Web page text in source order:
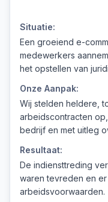
Situatie:
Een groeiend e-
medewerkers
het opstellen van
Onze Aanpak:
Wij stelden heldere,
arbeidscontracten
bedrijf en met uitleg
Resultaat:
De indiensttreding
waren tevreden en
arbeidsvoorwaarden.